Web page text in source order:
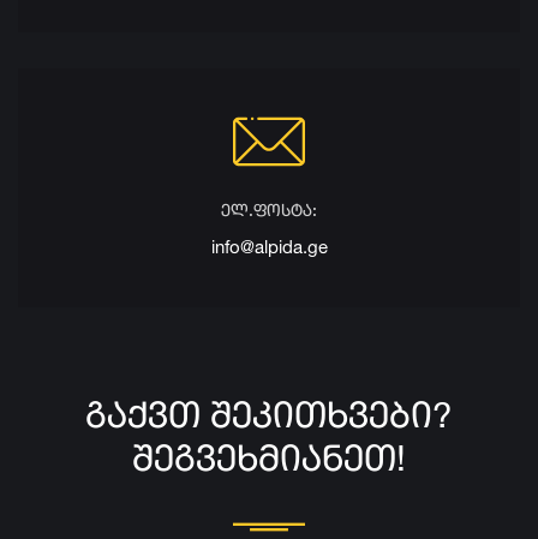
ელ.ფოსტა:
info@alpida.ge
ᲒᲐᲥᲕᲗ ᲨᲔᲙᲘᲗᲮᲕᲔᲑᲘ?
ᲨᲔᲒᲕᲔᲮᲛᲘᲐᲜᲔᲗ!